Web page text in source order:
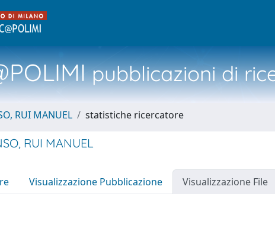
pubblicazioni di
RUI MANUEL statistiche ricercatore
RUI MANUEL
Visualizzazione Pubblicazione Visualizzazione File